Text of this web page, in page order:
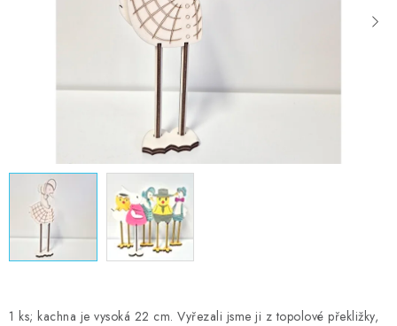
Moje objednávka
Obchodní podmínky
Podmínky ochrany osobních údajů
1 ks; kachna je vysoká 22 cm. Vyřezali jsme ji z topolové překližky,